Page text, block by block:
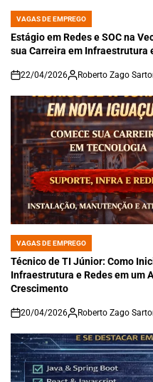
POSTED
IN
VAGAS DE EMPREGO
Estágio em Redes e SOC na
sua Carreira em Infraestrutura
on
22/04/2026 Roberto Zago
POSTED
IN
VAGAS DE EMPREGO
Técnico de TI Júnior: Como
Infraestrutura e Redes em um
Crescimento
on
20/04/2026 Roberto Zago